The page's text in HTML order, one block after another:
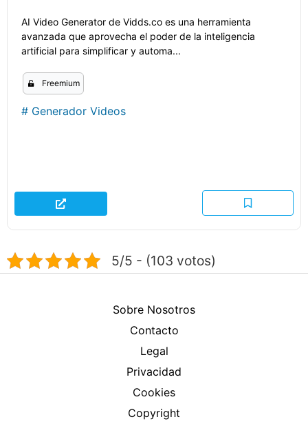
AI Video Generator de Vidds.co es una herramienta
avanzada que aprovecha el poder de la inteligencia
artificial para simplificar y automa...
Freemium
# Generador Videos
5/5 - (103 votos)
Sobre Nosotros
Contacto
Legal
Privacidad
Cookies
Copyright